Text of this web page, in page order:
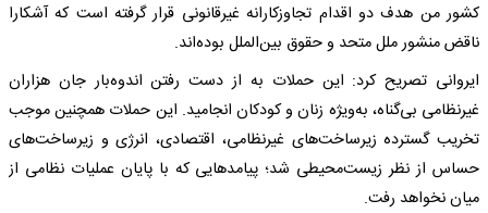
کشور من هدف دو اقدام تجاوزکارانه غیرقانونی قرار گرفته است که آشکارا
ناقض منشور ملل متحد و حقوق بین‌الملل بوده‌اند.
ایروانی تصریح کرد: این حملات به از دست رفتن اندوه‌بار جان هزاران
غیرنظامی بی‌گناه، به‌ویژه زنان و کودکان انجامید. این حملات همچنین موجب
تخریب گسترده زیرساخت‌های غیرنظامی، اقتصادی، انرژی و زیرساخت‌های
حساس از نظر زیست‌محیطی شد؛ پیامدهایی که با پایان عملیات نظامی از
میان نخواهد رفت.